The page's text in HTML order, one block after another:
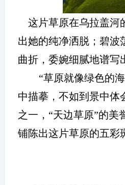
这片草原在乌拉盖河
出她的纯净洒脱；碧波
曲折，委婉细腻地谱写
“草原就像绿色的
中描摹，不如到景中体
之一， “天边草原”的美
铺陈出这片草原的五彩